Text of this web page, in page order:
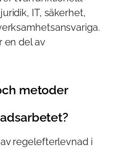
IT, säkerhet,
en del av
metoder
regelefterlevnad i